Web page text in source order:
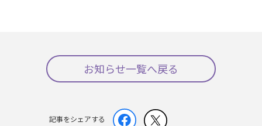
お知らせ一覧へ戻る
記事をシェアする